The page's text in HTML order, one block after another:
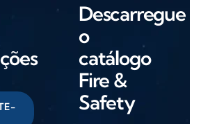
Descarregue
o
catálogo
Fire &
Safety